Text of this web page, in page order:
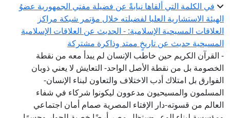
في الكلمة التي ألقاها نيابةً عن فضيلة مفتي الجمهورية عضوُ
الهيئة الاستشارية العليا لفضيلته خلال مؤتمر شبكة مراكز
العلاقات المسيحية الإسلامية: - الحديث عن العلاقات الإسلامية
المسيحية حديث عن تاريخٍ ممتد وذاكرة مشتركة
- القرآن الكريم حين خاطب الإنسان لم يبدأ معه من نقطة
الخصومة بل من نقطة الأصل الواحد- التعايش لا يعني ذوبان
الفوارق بل امتلاك أدب الاختلاف والتعاون لبناء الإنسان-
المسلمون والمسيحيون مدعوون ليكونوا شركاء في شفاء
العالم من قسوته-دار الإفتاء المصرية صمام أمان اجتماعي